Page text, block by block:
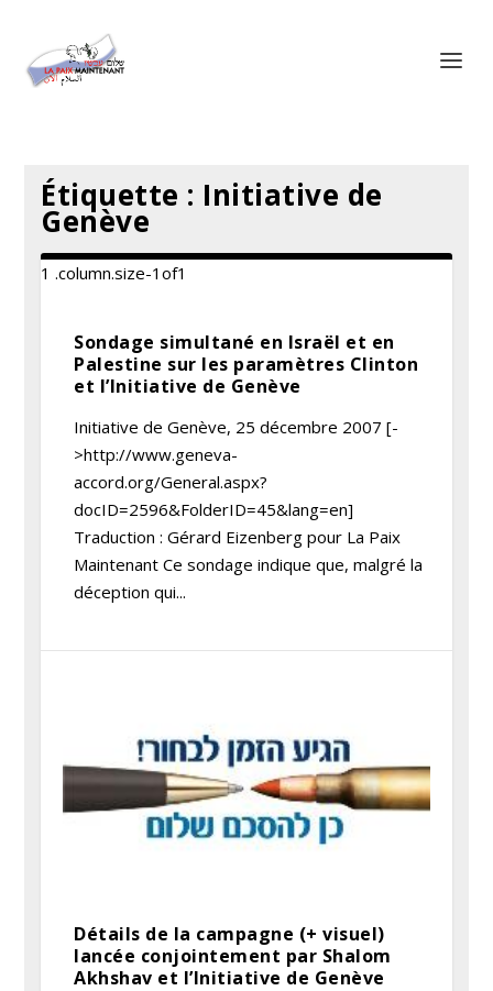
Étiquette : Initiative de
Genève
Sondage simultané en Israël et en
Palestine sur les paramètres Clinton
et l’Initiative de Genève
Initiative de Genève, 25 décembre 2007 [-
>http://www.geneva-
accord.org/General.aspx?
docID=2596&FolderID=45&lang=en]
Traduction : Gérard Eizenberg pour La Paix
Maintenant Ce sondage indique que, malgré la
déception qui...
Détails de la campagne (+ visuel)
lancée conjointement par Shalom
Akhshav et l’Initiative de Genève